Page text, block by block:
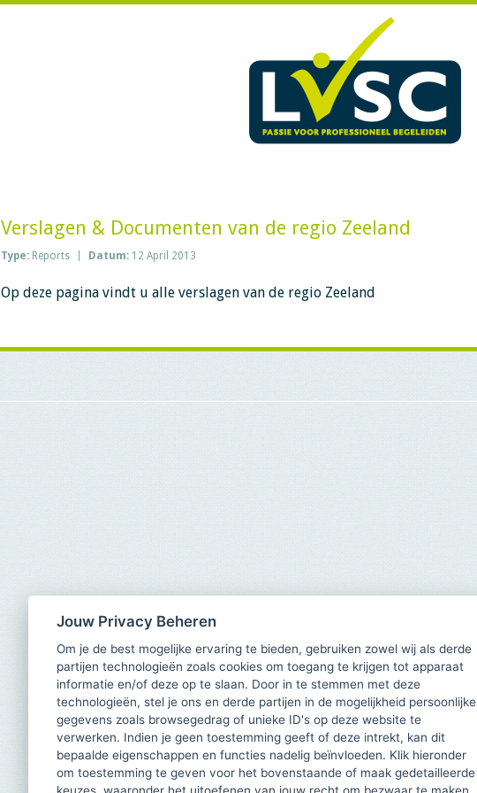
Verslagen & Documenten van de regio Zeeland
Type: Reports Datum: 12 April 2013
Op deze pagina vindt u alle verslagen van de regio Zeeland
Jouw Privacy Beheren
Om je de best mogelijke ervaring te bieden, gebruiken zowel wij als derde
partijen technologieën zoals cookies om toegang te krijgen tot apparaat
informatie en/of deze op te slaan. Door in te stemmen met deze
technologieën, stel je ons en derde partijen in de mogelijkheid persoonlijke
gegevens zoals browsegedrag of unieke ID's op deze website te
verwerken. Indien je geen toestemming geeft of deze intrekt, kan dit
bepaalde eigenschappen en functies nadelig beïnvloeden. Klik hieronder
om toestemming te geven voor het bovenstaande of maak gedetailleerde